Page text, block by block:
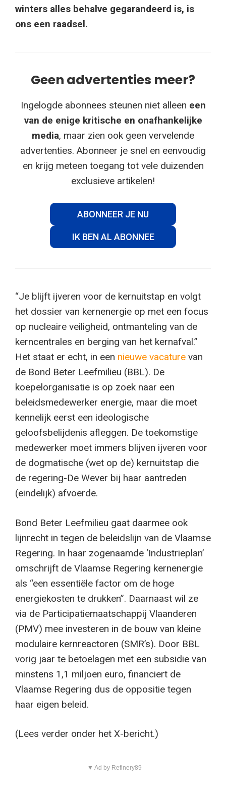
winters alles behalve gegarandeerd is, is
ons een raadsel.
Geen advertenties meer?
Ingelogde abonnees steunen niet alleen een
van de enige kritische en onafhankelijke
media, maar zien ook geen vervelende
advertenties. Abonneer je snel en eenvoudig
en krijg meteen toegang tot vele duizenden
exclusieve artikelen!
ABONNEER JE NU
IK BEN AL ABONNEE
“Je blijft ijveren voor de kernuitstap en volgt
het dossier van kernenergie op met een focus
op nucleaire veiligheid, ontmanteling van de
kerncentrales en berging van het kernafval.”
Het staat er echt, in een nieuwe vacature van
de Bond Beter Leefmilieu (BBL). De
koepelorganisatie is op zoek naar een
beleidsmedewerker energie, maar die moet
kennelijk eerst een ideologische
geloofsbelijdenis afleggen. De toekomstige
medewerker moet immers blijven ijveren voor
de dogmatische (wet op de) kernuitstap die
de regering-De Wever bij haar aantreden
(eindelijk) afvoerde.
Bond Beter Leefmilieu gaat daarmee ook
lijnrecht in tegen de beleidslijn van de Vlaamse
Regering. In haar zogenaamde ‘Industrieplan’
omschrijft de Vlaamse Regering kernenergie
als “een essentiële factor om de hoge
energiekosten te drukken”. Daarnaast wil ze
via de Participatiemaatschappij Vlaanderen
(PMV) mee investeren in de bouw van kleine
modulaire kernreactoren (SMR’s). Door BBL
vorig jaar te betoelagen met een subsidie van
minstens 1,1 miljoen euro, financiert de
Vlaamse Regering dus de oppositie tegen
haar eigen beleid.
(Lees verder onder het X-bericht.)
▼ Ad by Refinery89